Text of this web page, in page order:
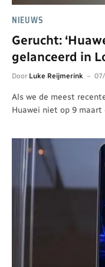
NIEUWS
Gerucht:
gelanceerd in
Door Luke Reijmerink
Als we de meest
Huawei niet op 9 maart